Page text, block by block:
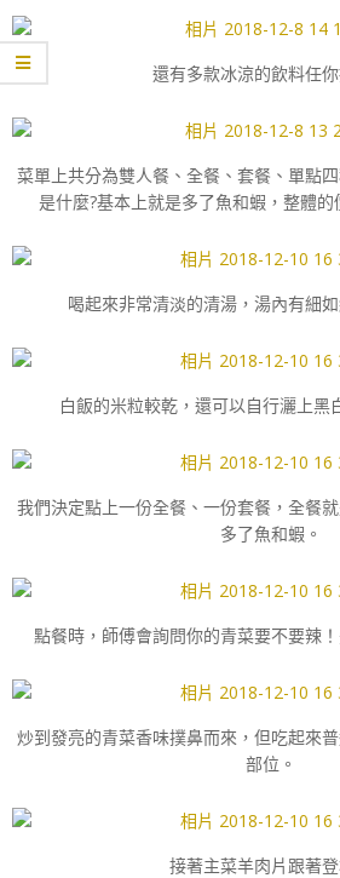
還有多款冰涼的飲料任你
菜單上共分為雙人餐、全餐、套餐、單點
是什麼?基本上就是多了魚和蝦，整體的
喝起來非常清淡的清湯，湯內有細
白飯的米粒較乾，還可以自行灑上黑
我們決定點上一份全餐、一份套餐，全餐
多了魚和蝦。
點餐時，師傅會詢問你的青菜要不要辣
炒到發亮的青菜香味撲鼻而來，但吃起來
部位。
接著主菜羊肉片跟著登